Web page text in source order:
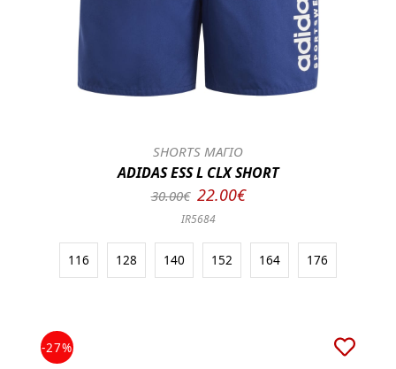
SHORTS ΜΑΓΙΟ
ADIDAS ESS L CLX SHORT
30.00€ 22.00€
IR5684
116 128 140 152 164 176
-27%